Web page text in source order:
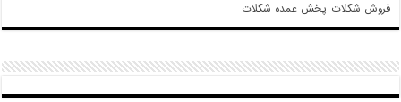
فروش شکلات پخش عمده شکلات